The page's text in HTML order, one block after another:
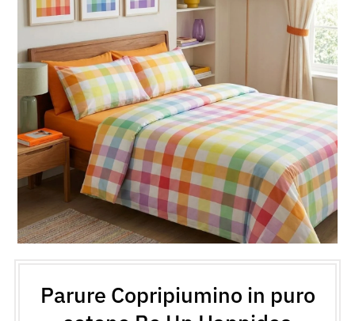
Parure Copripiumino in puro